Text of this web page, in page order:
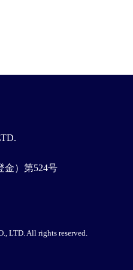
金）第524号
LTD. All rights reserved.